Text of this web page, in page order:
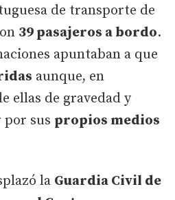
de transporte de
39 pasajeros a bordo.
apuntaban a que
aunque, en
ellas de gravedad y
sus propios medios
la Guardia Civil de